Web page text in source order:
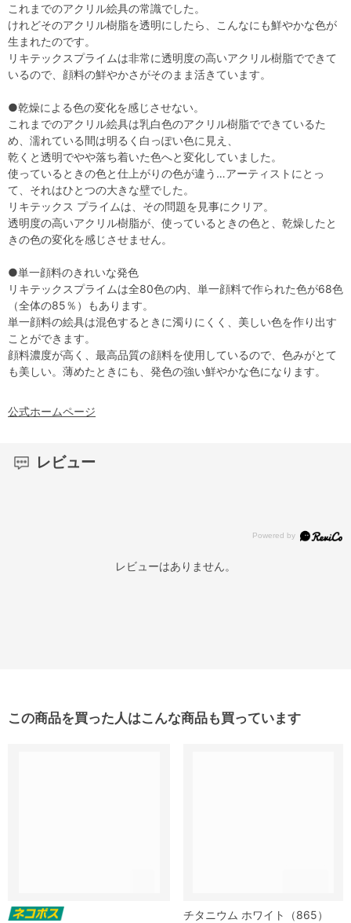
これまでのアクリル絵具の常識でした。
けれどそのアクリル樹脂を透明にしたら、こんなにも鮮やかな色が
生まれたのです。
リキテックスプライムは非常に透明度の高いアクリル樹脂でできて
いるので、顔料の鮮やかさがそのまま活きています。
●乾燥による色の変化を感じさせない。
これまでのアクリル絵具は乳白色のアクリル樹脂でできているた
め、濡れている間は明るく白っぽい色に見え、
乾くと透明でやや落ち着いた色へと変化していました。
使っているときの色と仕上がりの色が違う…アーティストにとっ
て、それはひとつの大きな壁でした。
リキテックス プライムは、その問題を見事にクリア。
透明度の高いアクリル樹脂が、使っているときの色と、乾燥したと
きの色の変化を感じさせません。
●単一顔料のきれいな発色
リキテックスプライムは全80色の内、単一顔料で作られた色が68色
（全体の85％）もあります。
単一顔料の絵具は混色するときに濁りにくく、美しい色を作り出す
ことができます。
顔料濃度が高く、最高品質の顔料を使用しているので、色みがとて
も美しい。薄めたときにも、発色の強い鮮やかな色になります。
公式ホームページ
レビュー
レビューはありません。
この商品を買った人はこんな商品も買っています
チタニウム ホワイト（865）